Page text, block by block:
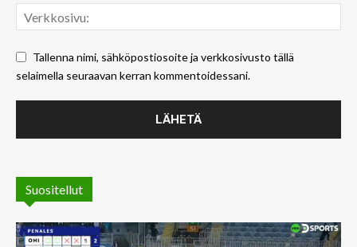
Tallenna nimi, sähköpostiosoite ja verkkosivusto tällä
selaimella seuraavan kerran kommentoidessani.
Suositellut